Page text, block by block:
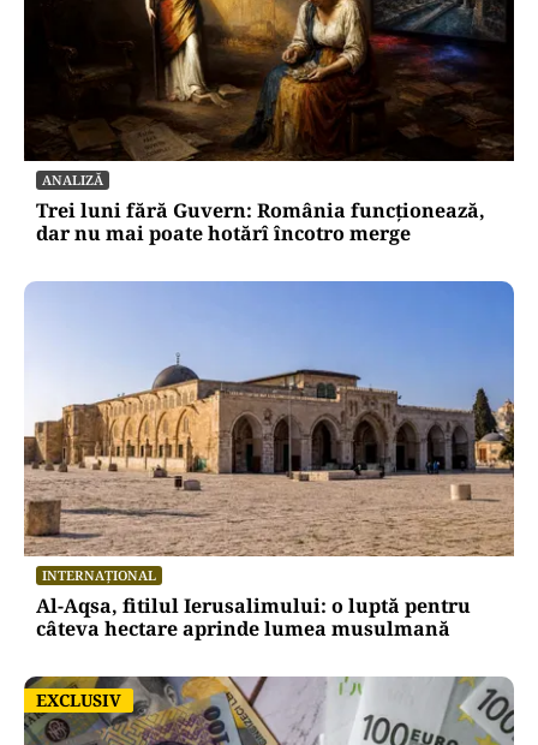
ANALIZĂ
Trei luni fără Guvern: România funcționează,
dar nu mai poate hotărî încotro merge
INTERNAȚIONAL
Al-Aqsa, fitilul Ierusalimului: o luptă pentru
câteva hectare aprinde lumea musulmană
EXCLUSIV
EXCLUSIV